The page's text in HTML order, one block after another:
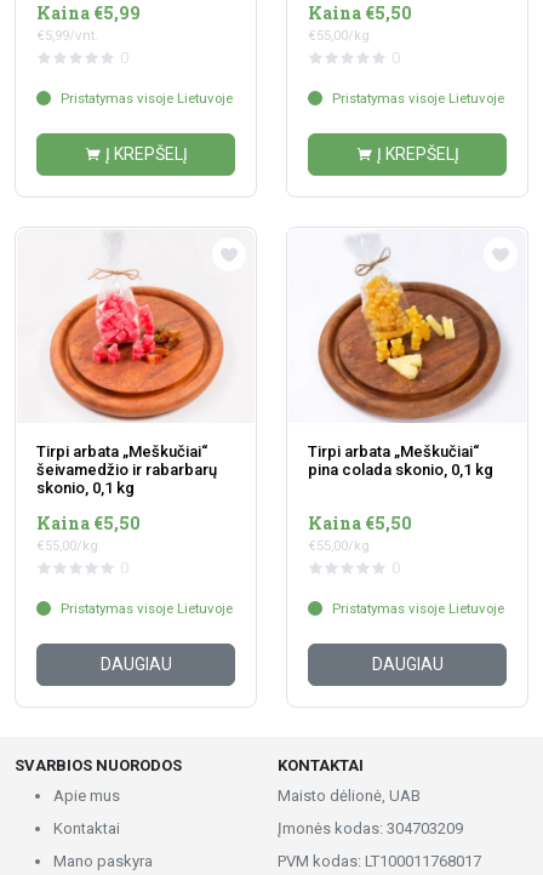
Kaina €5,99
€5,99/vnt.
0
Pristatymas visoje Lietuvoje
Į KREPŠELĮ
Kaina €5,50
€55,00/kg
0
Pristatymas visoje Lietuvoje
Į KREPŠELĮ
Tirpi arbata „Meškučiai“
šeivamedžio ir rabarbarų
skonio, 0,1 kg
Kaina €5,50
€55,00/kg
0
Pristatymas visoje Lietuvoje
DAUGIAU
Tirpi arbata „Meškučiai“
pina colada skonio, 0,1 kg
Kaina €5,50
€55,00/kg
0
Pristatymas visoje Lietuvoje
DAUGIAU
SVARBIOS NUORODOS
Apie mus
Kontaktai
Mano paskyra
KONTAKTAI
Maisto dėlionė, UAB
Įmonės kodas: 304703209
PVM kodas: LT100011768017